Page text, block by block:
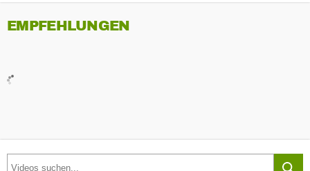
EMPFEHLUNGEN